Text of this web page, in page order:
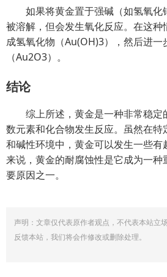
如果将黄金置于强碱（如氢氧
被溶解，但会发生氧化反应。在这
成氢氧化物（Au(OH)3），然后进一
（Au2O3）。
结论
综上所述，黄金是一种非常稳定
数元素和化合物发生反应。虽然在特
和碱性环境中，黄金可以发生一些有
来说，黄金的耐腐蚀性是它成为一
要原因之一。
声明：文章仅代表原作者观点，不代表本站立
反馈本站，我们将会作修改或删除处理。